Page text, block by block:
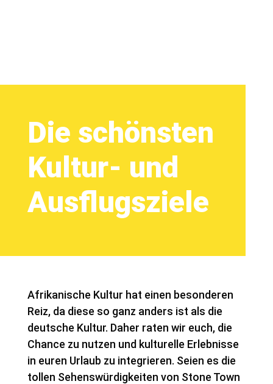
Die schönsten
Kultur- und
Ausflugsziele
Afrikanische Kultur hat einen besonderen
Reiz, da diese so ganz anders ist als die
deutsche Kultur. Daher raten wir euch, die
Chance zu nutzen und kulturelle Erlebnisse
in euren Urlaub zu integrieren. Seien es die
tollen Sehenswürdigkeiten von Stone Town